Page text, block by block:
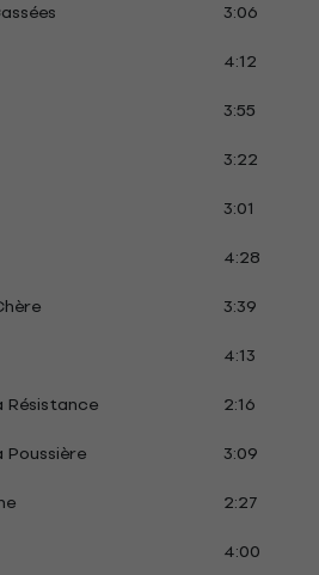
3:06
4:12
3:55
3:22
3:01
4:28
3:39
4:13
Résistance
2:16
Poussière
3:09
2:27
4:00